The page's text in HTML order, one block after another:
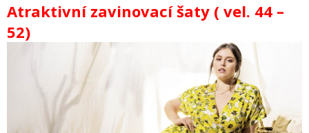
Atraktivní zavinovací šaty ( vel. 44 –
52)